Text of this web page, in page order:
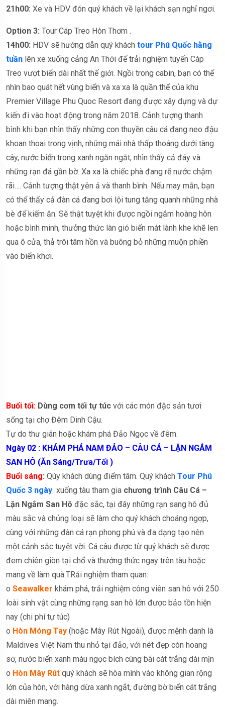
21h00: Xe và HDV đón quý khách về lại khách sạn nghỉ ngơi.
Option 3: Tour Cáp Treo Hòn Thơm .
14h00: HDV sẽ hướng dẫn quý khách tour Phú Quốc hằng
tuần lên xe xuống cảng An Thới để trải nghiệm tuyến Cáp
Treo vượt biển dài nhất thế giới. Ngồi trong cabin, bạn có thể
nhìn bao quát hết vùng biển và xa xa là quần thể của khu
Premier Village Phu Quoc Resort đang được xây dựng và dự
kiến đi vào hoạt động trong năm 2018. Cảnh tượng thanh
bình khi bạn nhìn thấy những con thuyền câu cá đang neo đậu
khoan thoai trong vịnh, những mái nhà thấp thoáng dưới tàng
cây, nước biển trong xanh ngăn ngắt, nhìn thấy cả đáy và
những rạn đá gần bờ. Xa xa là chiếc phà đang rẽ nước chậm
rãi…. Cảnh tượng thật yên ả và thanh bình. Nếu may mắn, bạn
có thể thấy cả đàn cá đang bơi lội tung tăng quanh những nhà
bè để kiếm ăn. Sẽ thật tuyệt khi được ngồi ngắm hoàng hôn
hoặc bình minh, thưởng thức làn gió biển mát lành khe khẽ len
qua ô cửa, thả trôi tâm hồn và buông bỏ những muộn phiền
vào biển khơi.
Buổi tối: Dùng cơm tối tự túc với các món đặc sản tươi
sống tại chợ Đêm Dinh Cậu.
Tự do thư giãn hoặc khám phá Đảo Ngọc về đêm.
Ngày 02 : KHÁM PHÁ NAM ĐẢO – CÂU CÁ – LẶN NGẮM
SAN HÔ (Ăn Sáng/Trưa/Tối )
Buổi sáng: Qúy khách dùng điểm tâm. Quý khách Tour Phú
Quốc 3 ngày xuống tàu tham gia chương trình Câu Cá –
Lặn Ngắm San Hô đặc sắc, tại đây những rạn sang hô đủ
màu sắc và chủng loại sẽ làm cho quý khách choáng ngợp,
cùng với những đàn cá rạn phong phú và đa dạng tạo nên
một cảnh sắc tuyệt vời. Cá câu được từ quý khách sẽ được
đem chiên giòn tại chổ và thưởng thức ngay trên tàu hoặc
mang về làm quà.TRải nghiệm tham quan:
o Seawalker khám phá, trải nghiệm công viên san hô với 250
loài sinh vật cùng những rạng san hô lớn được bảo tồn hiện
nay (chi phí tự túc)
o Hòn Móng Tay (hoặc Mây Rút Ngoài), được mệnh danh là
Maldives Việt Nam thu nhỏ tại đảo, với nét đẹp còn hoang
sơ, nước biển xanh màu ngọc bích cùng bãi cát trắng dài mịn
o Hòn Mây Rút quý khách sẽ hòa mình vào không gian rộng
lớn của hòn, với hàng dừa xanh ngắt, đường bờ biển cát trắng
dài miên mang.